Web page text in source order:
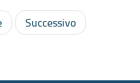
Successivo